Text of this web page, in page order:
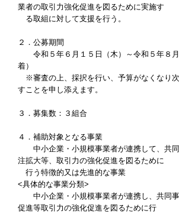
業者の取引力強化促進を図るために実施す
る取組に対して支援を行う。
２．公募期間
令和５年６月１５日（木）～令和５年８月
着）
※審査の上、採択を行い、予算がなくなり
すことを申し添えます。
３．募集数：３組合
４．補助対象となる事業
中小企業・小規模事業者が連携して、共同
注拡大等、取引力の強化促進を図るために
行う特徴的又は先進的な事業
<具体的な事業分類>
中小企業・小規模事業者が連携し、共同事
促進等取引力の強化促進を図るために行